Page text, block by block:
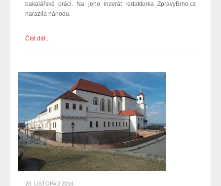
bakalářské práci. Na jeho inzerát redaktorka ZpravyBrno.cz
narazila náhodu.
Číst dál...
28. LISTOPAD 2014